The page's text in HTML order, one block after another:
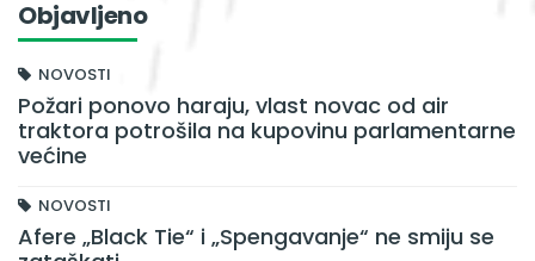
Objavljeno
NOVOSTI
Požari ponovo haraju, vlast novac od air
traktora potrošila na kupovinu parlamentarne
većine
NOVOSTI
Afere „Black Tie“ i „Spengavanje“ ne smiju se